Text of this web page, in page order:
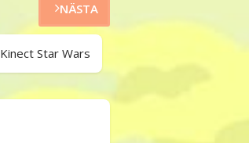
NÄSTA
Kinect Star Wars